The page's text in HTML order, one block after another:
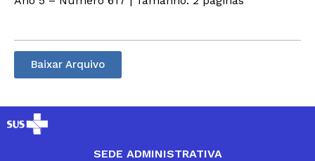
Baixar Arquivo
SEDE ADMINISTRATIVA